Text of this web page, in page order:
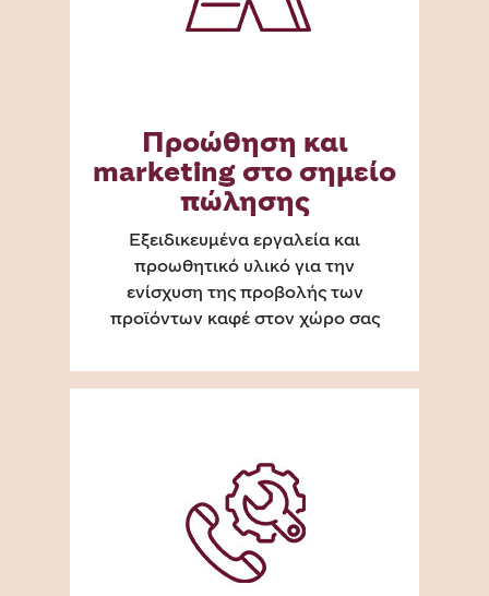
Προώθηση και
marketing στο σημείο
πώλησης
Εξειδικευμένα εργαλεία και
προωθητικό υλικό για την
ενίσχυση της προβολής των
προϊόντων καφέ στον χώρο σας